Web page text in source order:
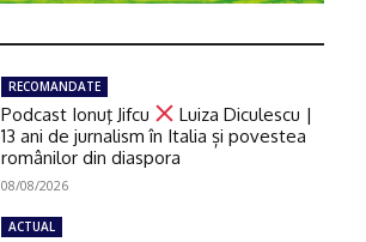
RECOMANDATE
Podcast Ionuţ Jifcu
Luiza Diculescu |
13 ani de jurnalism în Italia și povestea
românilor din diaspora
08/08/2026
ACTUAL